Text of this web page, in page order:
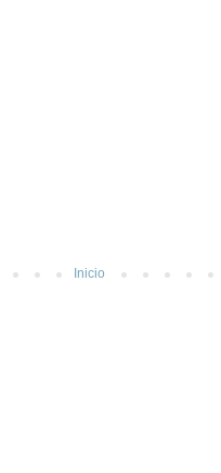
Inicio